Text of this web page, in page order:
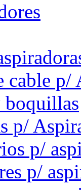
cable p/
p/
p/
p/